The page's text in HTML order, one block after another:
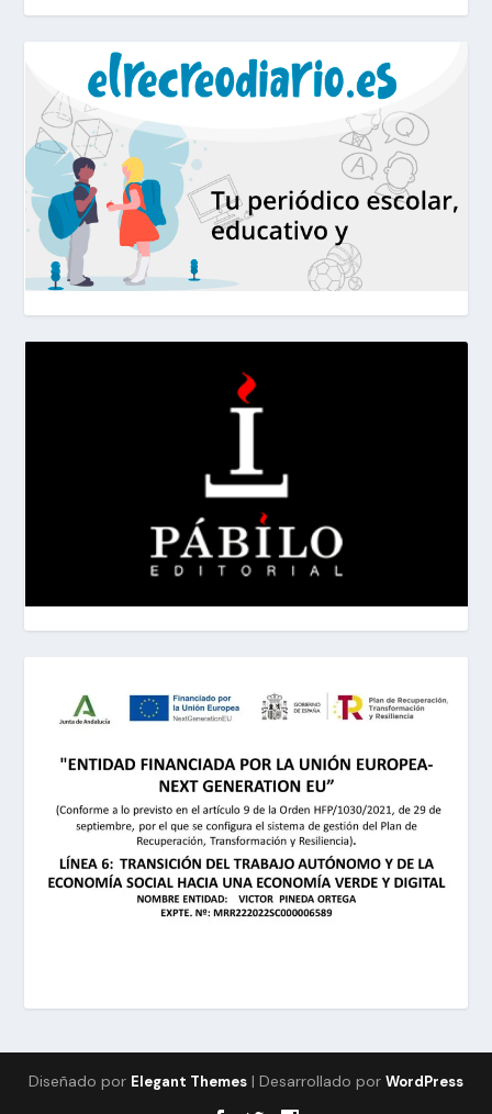
Diseñado por Elegant Themes | Desarrollado por WordPress